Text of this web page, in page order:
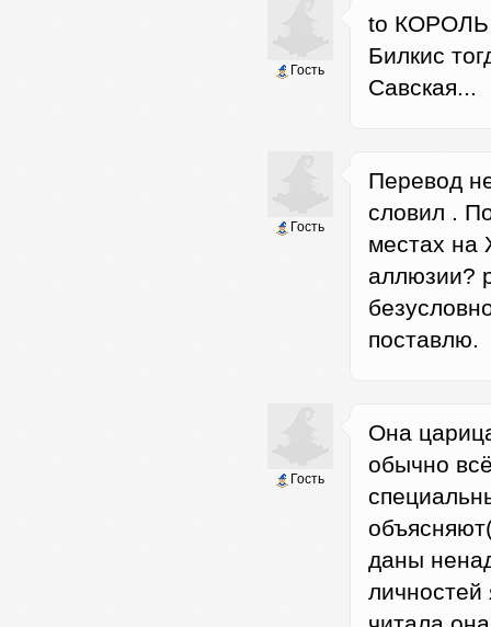
Гость
to КОРОЛЬ
Билкис
Савская...
Гость
Перевод
словил .
местах на
аллюзии?
поставлю.
Гость
Она
обычно
даны